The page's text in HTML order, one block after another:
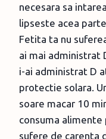
necesara sa
lipseste acea
Fetita ta nu
ai mai administrat
i-ai administrat D
protectie solara.
soare macar 10
consuma alimente
sufere de carenta